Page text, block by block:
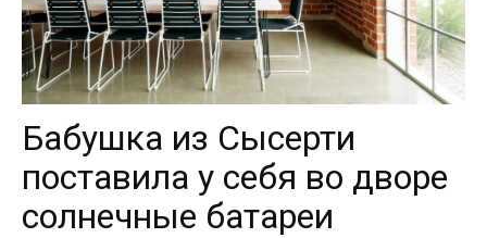
Бабушка из Сысерти
поставила у себя во дворе
солнечные батареи